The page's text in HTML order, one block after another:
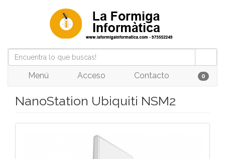
Menú Acceso Contacto 0
NanoStation Ubiquiti NSM2